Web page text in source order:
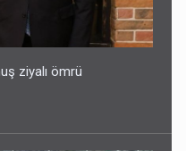
ziyalı ömrü